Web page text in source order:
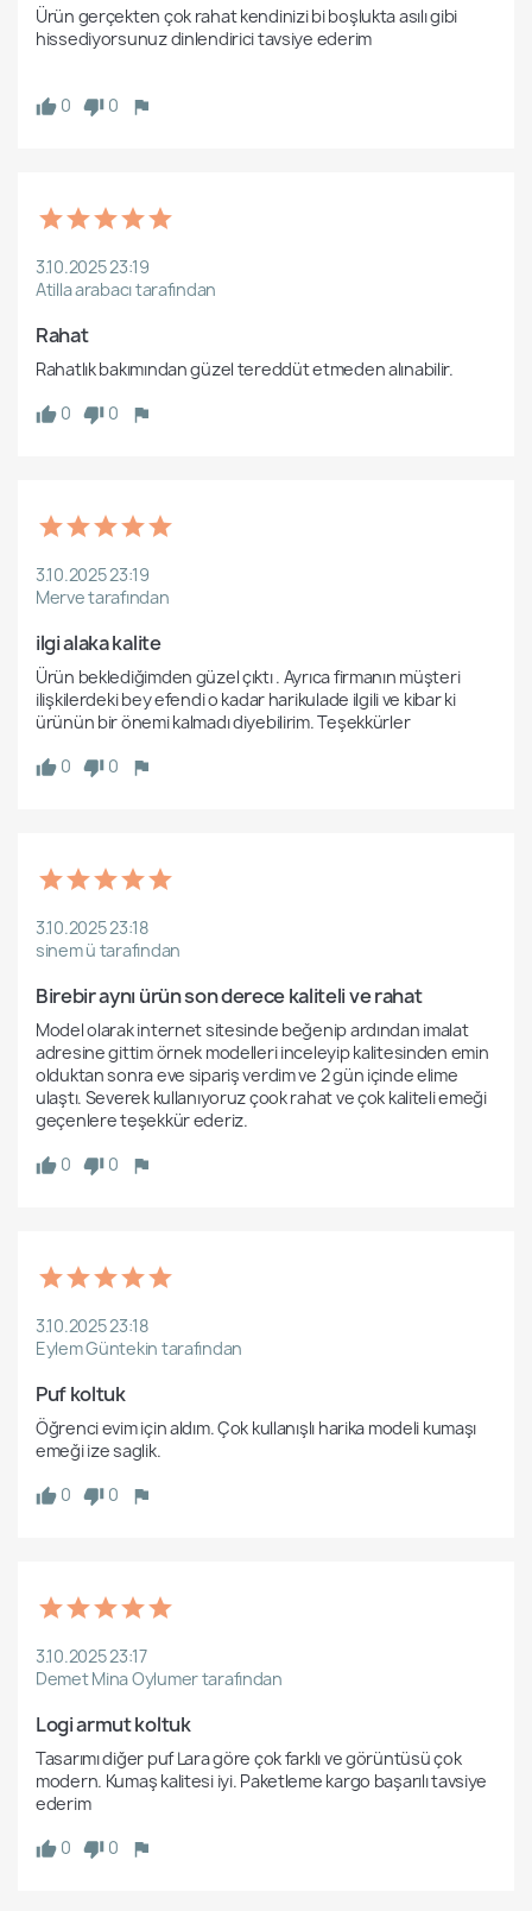
Ürün gerçekten çok rahat kendinizi bi boşlukta asılı gibi
hissediyorsunuz dinlendirici tavsiye ederim
0 0
3.10.2025 23:19
Atilla arabacı tarafından
Rahat
Rahatlık bakımından güzel tereddüt etmeden alınabilir.
0
0
3.10.2025 23:19
Merve tarafından
ilgi alaka kalite
Ürün beklediğimden güzel çıktı . Ayrıca firmanın müşteri
ilişkilerdeki bey efendi o kadar harikulade ilgili ve kibar ki
ürünün bir önemi kalmadı diyebilirim. Teşekkürler
0
0
3.10.2025 23:18
sinem ü tarafından
Birebir aynı ürün son derece kaliteli ve rahat
Model olarak internet sitesinde beğenip ardından imalat
adresine gittim örnek modelleri inceleyip kalitesinden emin
olduktan sonra eve sipariş verdim ve 2 gün içinde elime
ulaştı. Severek kullanıyoruz çook rahat ve çok kaliteli emeği
geçenlere teşekkür ederiz.
0
0
3.10.2025 23:18
Eylem Güntekin tarafından
Puf koltuk
Öğrenci evim için aldım. Çok kullanışlı harika modeli kumaşı
emeği ize saglik.
0
0
3.10.2025 23:17
Demet Mina Oylumer tarafından
Logi armut koltuk
Tasarımı diğer puf Lara göre çok farklı ve görüntüsü çok
modern. Kumaş kalitesi iyi. Paketleme kargo başarılı tavsiye
ederim
0
0